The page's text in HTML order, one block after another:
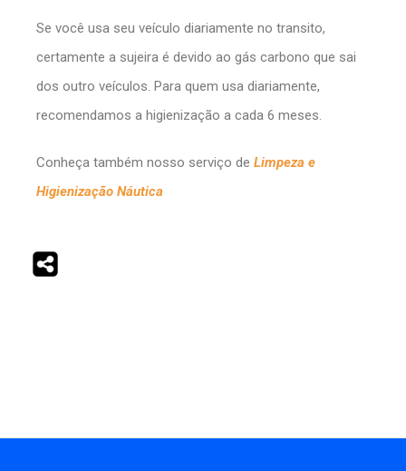
Se você usa seu veículo diariamente no transito,
certamente a sujeira é devido ao gás carbono que sai
dos outro veículos. Para quem usa diariamente,
recomendamos a higienização a cada 6 meses.
Conheça também nosso serviço de Limpeza e
Higienização Náutica